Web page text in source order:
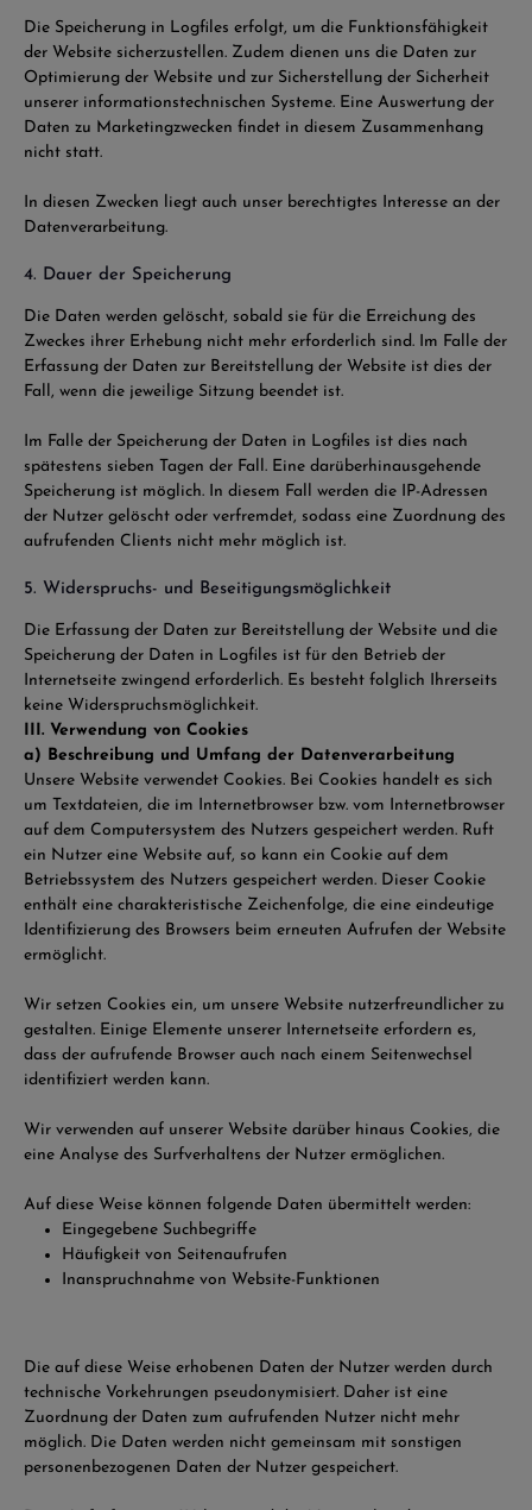
Die Speicherung in Logfiles erfolgt, um die Funktionsfähigkeit
der Website sicherzustellen. Zudem dienen uns die Daten zur
Optimierung der Website und zur Sicherstellung der Sicherheit
unserer informationstechnischen Systeme. Eine Auswertung der
Daten zu Marketingzwecken findet in diesem Zusammenhang
nicht statt.
In diesen Zwecken liegt auch unser berechtigtes Interesse an der
Datenverarbeitung.
4. Dauer der Speicherung
Die Daten werden gelöscht, sobald sie für die Erreichung des
Zweckes ihrer Erhebung nicht mehr erforderlich sind. Im Falle der
Erfassung der Daten zur Bereitstellung der Website ist dies der
Fall, wenn die jeweilige Sitzung beendet ist.
Im Falle der Speicherung der Daten in Logfiles ist dies nach
spätestens sieben Tagen der Fall. Eine darüberhinausgehende
Speicherung ist möglich. In diesem Fall werden die IP-Adressen
der Nutzer gelöscht oder verfremdet, sodass eine Zuordnung des
aufrufenden Clients nicht mehr möglich ist.
5. Widerspruchs- und Beseitigungsmöglichkeit
Die Erfassung der Daten zur Bereitstellung der Website und die
Speicherung der Daten in Logfiles ist für den Betrieb der
Internetseite zwingend erforderlich. Es besteht folglich Ihrerseits
keine Widerspruchsmöglichkeit.
III. Verwendung von Cookies
a) Beschreibung und Umfang der Datenverarbeitung
Unsere Website verwendet Cookies. Bei Cookies handelt es sich
um Textdateien, die im Internetbrowser bzw. vom Internetbrowser
auf dem Computersystem des Nutzers gespeichert werden. Ruft
ein Nutzer eine Website auf, so kann ein Cookie auf dem
Betriebssystem des Nutzers gespeichert werden. Dieser Cookie
enthält eine charakteristische Zeichenfolge, die eine eindeutige
Identifizierung des Browsers beim erneuten Aufrufen der Website
ermöglicht.
Wir setzen Cookies ein, um unsere Website nutzerfreundlicher zu
gestalten. Einige Elemente unserer Internetseite erfordern es,
dass der aufrufende Browser auch nach einem Seitenwechsel
identifiziert werden kann.
Wir verwenden auf unserer Website darüber hinaus Cookies, die
eine Analyse des Surfverhaltens der Nutzer ermöglichen.
Auf diese Weise können folgende Daten übermittelt werden:
Eingegebene Suchbegriffe
Häufigkeit von Seitenaufrufen
Inanspruchnahme von Website-Funktionen
Die auf diese Weise erhobenen Daten der Nutzer werden durch
technische Vorkehrungen pseudonymisiert. Daher ist eine
Zuordnung der Daten zum aufrufenden Nutzer nicht mehr
möglich. Die Daten werden nicht gemeinsam mit sonstigen
personenbezogenen Daten der Nutzer gespeichert.